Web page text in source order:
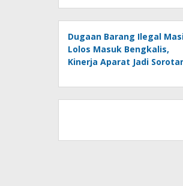
Dugaan Barang Ilegal
Lolos Masuk Bengkalis,
Kinerja Aparat Jadi